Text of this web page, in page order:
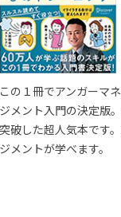
この１冊でアンガーマ
ジメント入門の決定版
突破した超人気本です
ジメントが学べます。